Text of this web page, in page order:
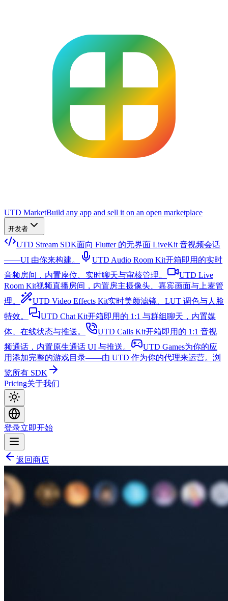
UTD MarketBuild any app and sell it on an open marketplace
开发者
UTD Stream SDK面向 Flutter 的无界面 LiveKit 音视频会话
——UI 由你来构建。
UTD Audio Room Kit开箱即用的实时
音频房间，内置座位、实时聊天与审核管理。
UTD Live
Room Kit视频直播房间，内置房主摄像头、嘉宾画面与上麦管
理。
UTD Video Effects Kit实时美颜滤镜、LUT 调色与人脸
特效。
UTD Chat Kit开箱即用的 1:1 与群组聊天，内置媒
体、在线状态与推送。
UTD Calls Kit开箱即用的 1:1 音视
频通话，内置原生通话 UI 与推送。
UTD Games为你的应
用添加完整的游戏目录——由 UTD 作为你的代理来运营。 浏
览所有 SDK
Pricing关于我们
登录立即开始
返回商店